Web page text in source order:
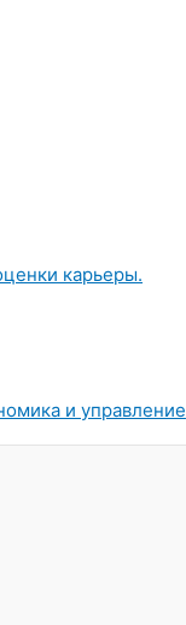
карьеры.
и управление